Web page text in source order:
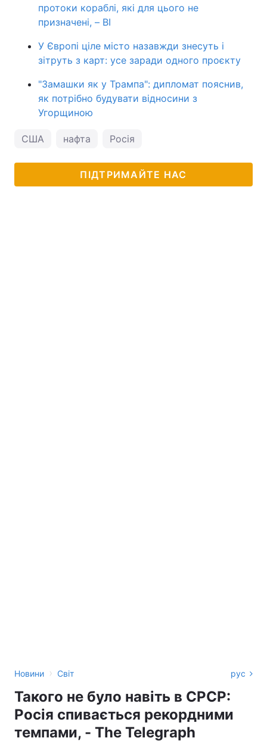
протоки кораблі, які для цього не
призначені, – BI
У Європі ціле місто назавжди знесуть і
зітруть з карт: усе заради одного проєкту
"Замашки як у Трампа": дипломат пояснив,
як потрібно будувати відносини з
Угорщиною
США нафта Росія
ПІДТРИМАЙТЕ НАС
Новини › Світ рус
Такого не було навіть в СРСР:
Росія спивається рекордними
темпами, - The Telegraph